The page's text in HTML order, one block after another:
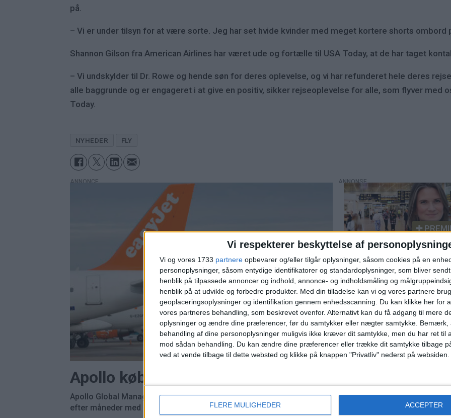
Vi respekterer beskyttelse af
Vi og vores 1733 partnere opbevarer og/eller tilgår oplysninger, såsom cookies på en
personoplysninger, såsom entydige identifikatorer og standardoplysninger, som bliver
henblik på tilpassede annoncer og indhold, annonce- og indholdsmåling og
henblik på at udvikle og forbedre produkter. Med din tilladelse kan vi og vores partnere
geoplaceringsoplysninger og identifikation gennem enhedsscanning. Du kan klikke her for
vores partneres behandling, som beskrevet ovenfor. Alternativt kan du få adgang til mere
oplysninger og ændre dine præferencer, før du samtykker eller nægter samtykke. Bemærk,
behandling af dine personoplysninger muligvis ikke kræver dit samtykke, men du har ret til
mod sådan behandling.
Du kan ændre dine præferencer eller trække dit samtykke tilbage
ved at vende tilbage til dette websted og klikke på knappen "Privatliv" nederst på websiden.
FLERE MULIGHEDER ACCEPTER
på.
– Vi er under tilsyn for at være sorte. Jeg har set hvide kvinder med meget kortere shorts ombord
Shannon Gilson fra American Airlines har været ude og fortælle til USA Today, at de har taget
– Vi undskylder til Dr. Rowe og hende søn for deres oplevelse, og vi har refunderet hele deres
alle baggrunde og er engageret i at give en positiv, sikker rejseoplevelse for alle, som flyver med
Today.
NYHEDER FLY
ANNONCE
Apollo køber Easyjet efter budkamp
Apollo Global Management overtager Easyjet for 5,7 milliarder pund
efter måneder med budkamp om det britiske lavprisselskab.
Norwegian kritiserer
køerne på Kastrup -
flytte trafik til Billund
punktlige flyselskab i